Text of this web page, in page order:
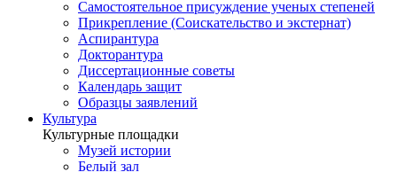
Самостоятельное присуждение ученых степеней
Прикрепление (Соискательство и экстернат)
Аспирантура
Докторантура
Диссертационные советы
Календарь защит
Образцы заявлений
Культура
Культурные площадки
Музей истории
Белый зал